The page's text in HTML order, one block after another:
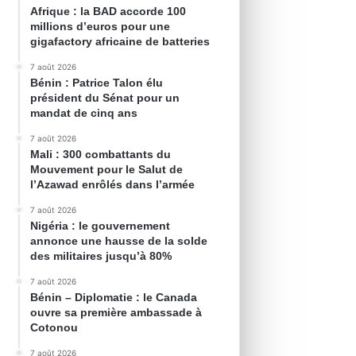
Afrique : la BAD accorde 100
millions d’euros pour une
gigafactory africaine de batteries
7 août 2026
Bénin : Patrice Talon élu
président du Sénat pour un
mandat de cinq ans
7 août 2026
Mali : 300 combattants du
Mouvement pour le Salut de
l’Azawad enrôlés dans l’armée
7 août 2026
Nigéria : le gouvernement
annonce une hausse de la solde
des militaires jusqu’à 80%
7 août 2026
Bénin – Diplomatie : le Canada
ouvre sa première ambassade à
Cotonou
7 août 2026